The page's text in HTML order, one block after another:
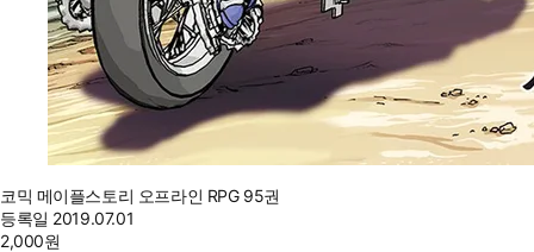
코믹 메이플스토리 오프라인 RPG 95권
등록일 2019.07.01
2,000원